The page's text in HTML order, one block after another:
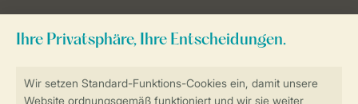
Zum Newsletter anmelden